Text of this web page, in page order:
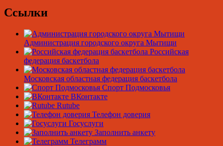
Ссылки
Администрация городского округа Мытищи
Российская
федерация баскетбола
Московская областная федерация баскетбола
Спорт Подмосковья
ВКонтакте
Rutube
Телефон доверия
Госуслуги
Заполнить анкету
Телеграмм